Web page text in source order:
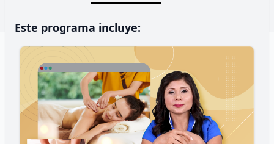
Este programa incluye: